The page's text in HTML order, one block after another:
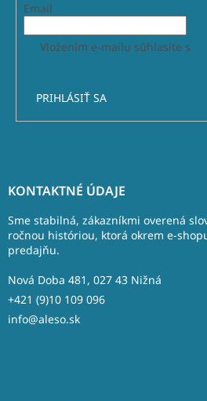
Email
Vložením e-mailu súhlasíte s
PRIHLÁSIŤ SA
KONTAKTNÉ ÚDAJE
Sme stabilná, zákazníkmi overená
ročnou históriou, ktorá okrem e-
predajňu.
Nová Doba 481, 027 43 Nižná
+421 (9)10 109 096
info@aleso.sk